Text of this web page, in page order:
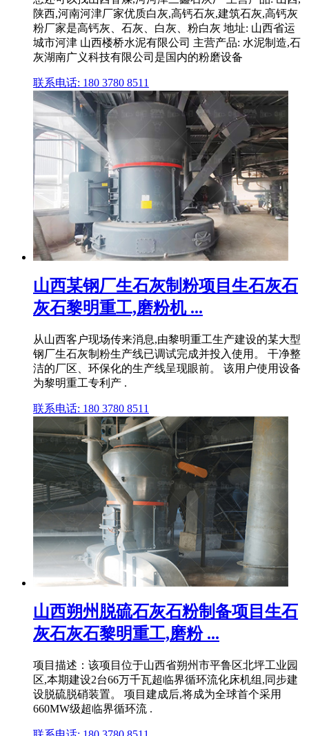
陕西,河南河津厂家优质白灰,高钙石灰,建筑石灰,高钙灰
粉厂家是高钙灰、石灰、白灰、粉白灰 地址: 山西省运
城市河津 山西楼桥水泥有限公司 主营产品: 水泥制造,石
灰湖南广义科技有限公司是国内的粉磨设备
联系电话: 180 3780 8511
山西某钢厂生石灰制粉项目生石灰石
灰石黎明重工,磨粉机 ...
从山西客户现场传来消息,由黎明重工生产建设的某大型
钢厂生石灰制粉生产线已调试完成并投入使用。 干净整
洁的厂区、环保化的生产线呈现眼前。 该用户使用设备
为黎明重工专利产 .
联系电话: 180 3780 8511
山西朔州脱硫石灰石粉制备项目生石
灰石灰石黎明重工,磨粉 ...
项目描述：该项目位于山西省朔州市平鲁区北坪工业园
区,本期建设2台66万千瓦超临界循环流化床机组,同步建
设脱硫脱硝装置。 项目建成后,将成为全球首个采用
660MW级超临界循环流 .